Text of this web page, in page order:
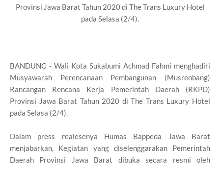
Provinsi Jawa Barat Tahun 2020 di The Trans Luxury Hotel
pada Selasa (2/4).
BANDUNG - Wali Kota Sukabumi Achmad Fahmi menghadiri
Musyawarah Perencanaan Pembangunan (Musrenbang)
Rancangan Rencana Kerja Pemerintah Daerah (RKPD)
Provinsi Jawa Barat Tahun 2020 di The Trans Luxury Hotel
pada Selasa (2/4).
Dalam press realesenya Humas Bappeda Jawa Barat
menjabarkan, Kegiatan yang diselenggarakan Pemerintah
Daerah Provinsi Jawa Barat dibuka secara resmi oleh